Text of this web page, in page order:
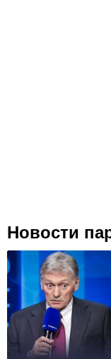
Новости